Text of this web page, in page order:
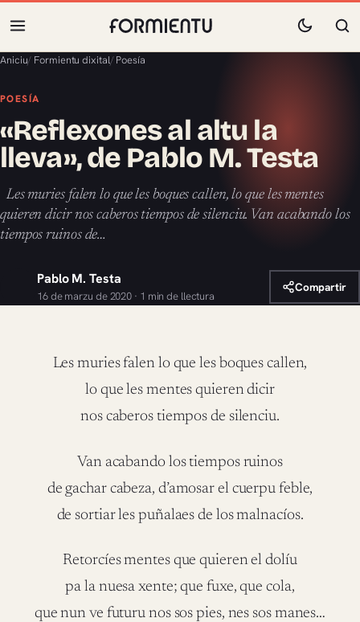
Aniciu/ Formientu dixital/ Poesía
POESÍA
«Reflexones al altu la
lleva», de Pablo M. Testa
Les muries falen lo que les boques callen, lo que les mentes
quieren dicir nos caberos tiempos de silenciu. Van acabando los
tiempos ruinos de…
Pablo M. Testa
16 de marzu de 2020 · 1 min de llectura
Compartir
Les muries falen lo que les boques callen,
lo que les mentes quieren dicir
nos caberos tiempos de silenciu.
Van acabando los tiempos ruinos
de gachar cabeza, d’amosar el cuerpu feble,
de sortiar les puñalaes de los malnacíos.
Retorcíes mentes que quieren el dolíu
pa la nuesa xente; que fuxe, que cola,
que nun ve futuru nos sos pies, nes sos manes…